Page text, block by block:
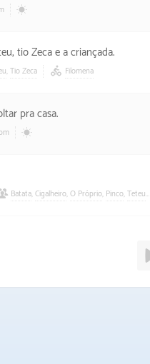
tio Zeca e a criançada.
Tio Zeca Filomena
pra casa.
Batata Cigalheiro O Próprio Pinco Teteu,